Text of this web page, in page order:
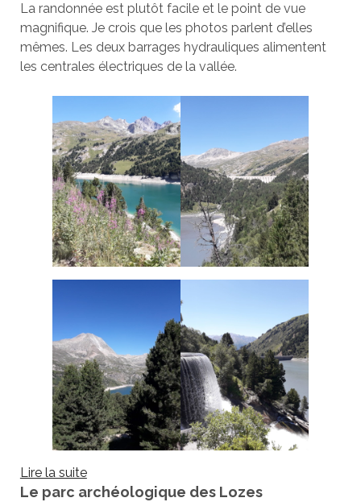
La randonnée est plutôt facile et le point de vue
magnifique. Je crois que les photos parlent d’elles
mêmes. Les deux barrages hydrauliques alimentent
les centrales électriques de la vallée.
Lire la suite:
AUSSOIS,
Le parc archéologique des Lozes